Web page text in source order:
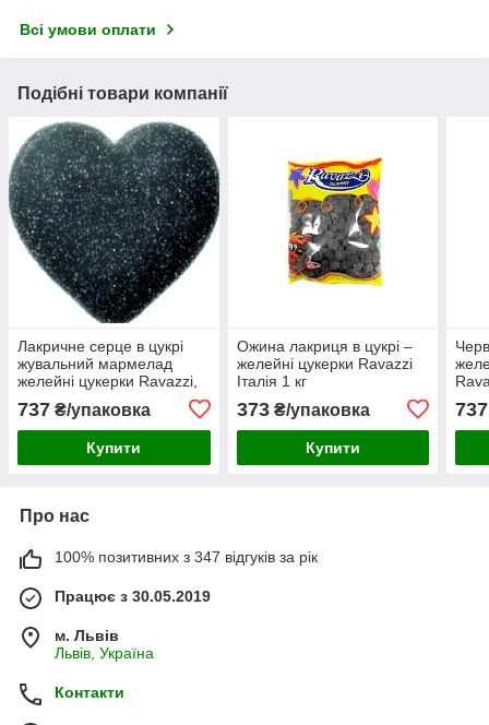
Всі умови оплати
Подібні товари компанії
Лакричне серце в цукрі
жувальний мармелад
желейні цукерки Ravazzi,
737 ₴/упаковка
Купити
Ожина лакриця в цукрі –
желейні цукерки Ravazzi
Італія 1 кг
373₴/упаковка
Купити
737
Про нас
100% позитивних з 347 відгуків за рік
Працює з 30.05.2019
м. Львів
Львів, Україна
Контакти